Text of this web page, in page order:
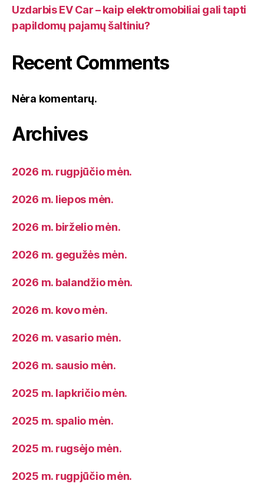
Uzdarbis EV Car – kaip elektromobiliai gali tapti
papildomų pajamų šaltiniu?
Recent Comments
Nėra komentarų.
Archives
2026 m. rugpjūčio mėn.
2026 m. liepos mėn.
2026 m. birželio mėn.
2026 m. gegužės mėn.
2026 m. balandžio mėn.
2026 m. kovo mėn.
2026 m. vasario mėn.
2026 m. sausio mėn.
2025 m. lapkričio mėn.
2025 m. spalio mėn.
2025 m. rugsėjo mėn.
2025 m. rugpjūčio mėn.